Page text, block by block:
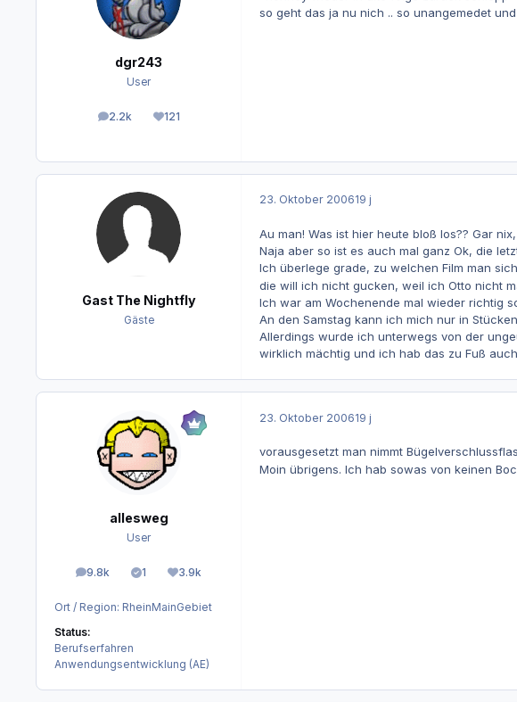
dgr243
User
2.2k
Beiträge 121
Reputation
so geht das ja nu nich .. so unangemedet
Gast The Nightfly
Gäste
23. Oktober 200619 j
Au man! Was ist hier heute bloß los?? Gar
Naja aber so ist es auch mal ganz Ok, die
Ich überlege grade, zu welchen Film man
die will ich nicht gucken, weil ich Otto nicht
Ich war am Wochenende mal wieder richtig
An den Samstag kann ich mich nur in
Allerdings wurde ich unterwegs von der
wirklich mächtig und ich hab das zu Fuß
allesweg
User
9.8k
Beiträge 1
Lösungen3.9k
Reputation
Ort / Region: RheinMainGebiet
Status:
Berufserfahren
Anwendungsentwicklung (AE)
23. Oktober 200619 j
vorausgesetzt man nimmt
Moin übrigens. Ich hab sowas von keinen